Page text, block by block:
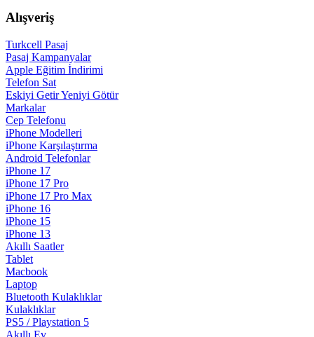
Alışveriş
Turkcell Pasaj
Pasaj Kampanyalar
Apple Eğitim İndirimi
Telefon Sat
Eskiyi Getir Yeniyi Götür
Markalar
Cep Telefonu
iPhone Modelleri
iPhone Karşılaştırma
Android Telefonlar
iPhone 17
iPhone 17 Pro
iPhone 17 Pro Max
iPhone 16
iPhone 15
iPhone 13
Akıllı Saatler
Tablet
Macbook
Laptop
Bluetooth Kulaklıklar
Kulaklıklar
PS5 / Playstation 5
Akıllı Ev